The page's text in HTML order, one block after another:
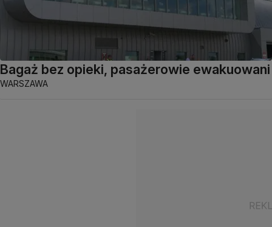
Bagaż bez opieki, pasażerowie ewakuowani
WARSZAWA